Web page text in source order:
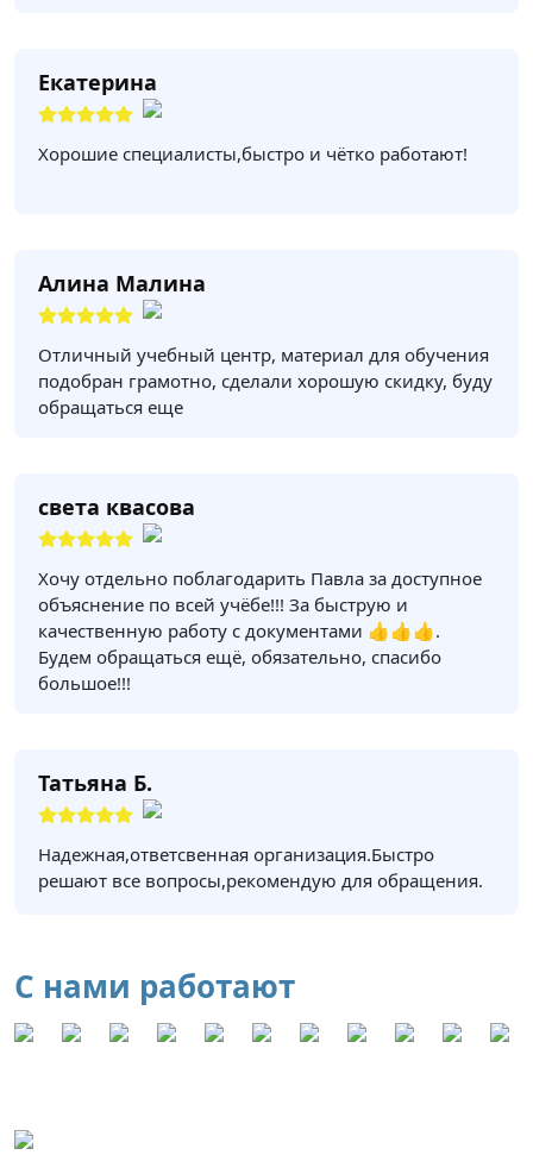
Екатерина
Хорошие специалисты,быстро и чётко работают!
Алина Малина
Отличный учебный центр, материал для обучения
подобран грамотно, сделали хорошую скидку, буду
обращаться еще
света квасова
Хочу отдельно поблагодарить Павла за доступное
объяснение по всей учёбе!!! За быструю и
качественную работу с документами 👍👍👍.
Будем обращаться ещё, обязательно, спасибо
большое!!!
Татьяна Б.
Надежная,ответсвенная организация.Быстро
решают все вопросы,рекомендую для обращения.
С нами работают